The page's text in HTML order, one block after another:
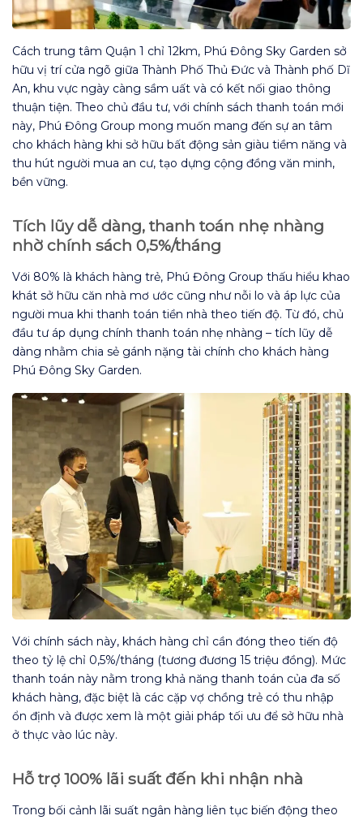
Cách trung tâm Quận 1 chỉ 12km, Phú Đông Sky Garden sở
hữu vị trí cửa ngõ giữa Thành Phố Thủ Đức và Thành phố Dĩ
An, khu vực ngày càng sầm uất và có kết nối giao thông
thuận tiện. Theo chủ đầu tư, với chính sách thanh toán mới
này, Phú Đông Group mong muốn mang đến sự an tâm
cho khách hàng khi sở hữu bất động sản giàu tiềm năng và
thu hút người mua an cư, tạo dựng cộng đồng văn minh,
bền vững.
Tích lũy dễ dàng, thanh toán nhẹ nhàng
nhờ chính sách 0,5%/tháng
Với 80% là khách hàng trẻ, Phú Đông Group thấu hiểu khao
khát sở hữu căn nhà mơ ước cũng như nỗi lo và áp lực của
người mua khi thanh toán tiền nhà theo tiến độ. Từ đó, chủ
đầu tư áp dụng chính thanh toán nhẹ nhàng – tích lũy dễ
dàng nhằm chia sẻ gánh nặng tài chính cho khách hàng
Phú Đông Sky Garden.
Với chính sách này, khách hàng chỉ cần đóng theo tiến độ
theo tỷ lệ chỉ 0,5%/tháng (tương đương 15 triệu đồng). Mức
thanh toán này nằm trong khả năng thanh toán của đa số
khách hàng, đặc biệt là các cặp vợ chồng trẻ có thu nhập
ổn định và được xem là một giải pháp tối ưu để sở hữu nhà
ở thực vào lúc này.
Hỗ trợ 100% lãi suất đến khi nhận nhà
Trong bối cảnh lãi suất ngân hàng liên tục biến động theo